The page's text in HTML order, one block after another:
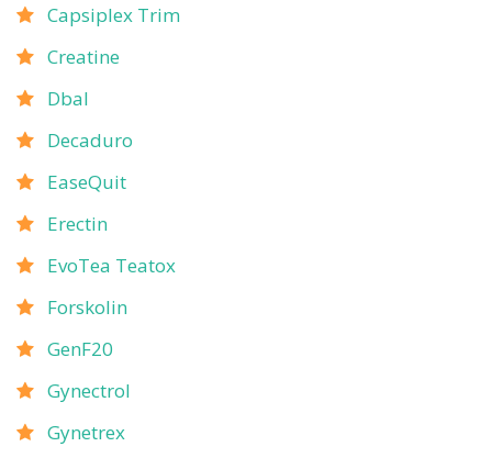
Capsiplex Trim
Creatine
Dbal
Decaduro
EaseQuit
Erectin
EvoTea Teatox
Forskolin
GenF20
Gynectrol
Gynetrex